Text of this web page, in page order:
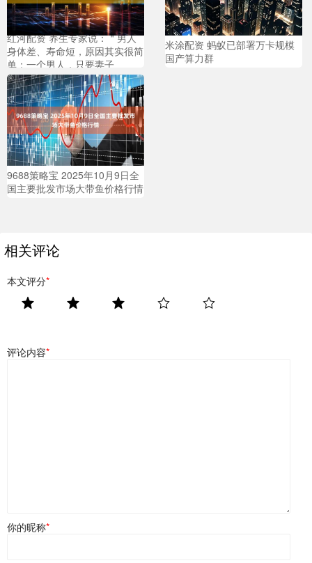
红河配资 养生专家说：＂男人
身体差、寿命短，原因其实很简
单：一个男人，只要妻子
米涂配资 蚂蚁已部署万卡规模
国产算力群
9688策略宝 2025年10月9日全
国主要批发市场大带鱼价格行情
相关评论
本文评分*
评论内容*
你的昵称*